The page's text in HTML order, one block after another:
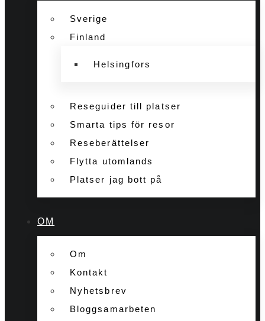
Sverige
Finland
Helsingfors
Reseguider till platser
Smarta tips för resor
Reseberättelser
Flytta utomlands
Platser jag bott på
OM
Om
Kontakt
Nyhetsbrev
Bloggsamarbeten